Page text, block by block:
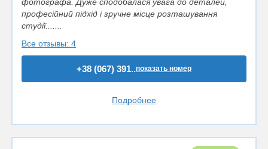
професійний підхід і зручне місце розташування
студії.......
Все отзывы: 4
+38 (067) 391..показать номер
Подробнее